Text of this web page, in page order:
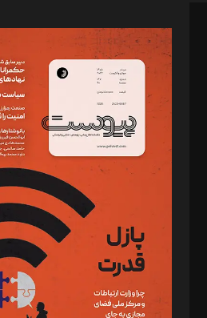
مدیر مسئول: محمدباقر اثنی‌عشری
سردبیر: مهرک محمودی
دبیر تحریریه: میثم قاسمی
د‌بیر ناداستان: سمانه سمیع
د‌بیر خدمت و تجارت: ابوالفضل رجبی
د‌بیر حقوق فناوری: حسام‌الدین ایپکچی
د‌بیر پیوست جهان: مینا پاکدل
د‌بیر تحریریه آنلاین: بابک نقاش
تحریریه‌: مجتبی محمود‌ی، آرش برهمند،
مصطفی مسجدی آرانی، ابوالفضل رجبی، زهرا
رستمی،مصطفی باستان
ویرایش: نگار استاد‌‌آقا
طراح یونیفرم: مجید توکلی